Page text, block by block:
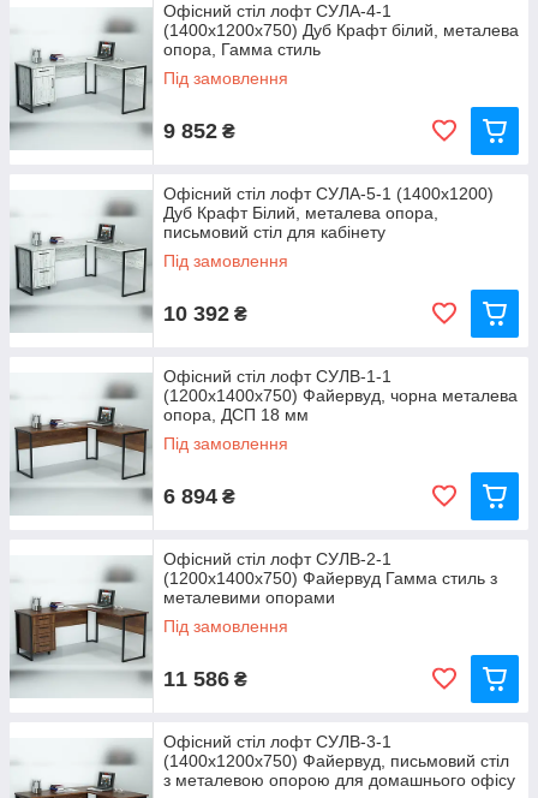
Офісний стіл лофт СУЛА-4-1
(1400x1200x750) Дуб Крафт білий, металева
опора, Гамма стиль
Під замовлення
9 852 ₴
Офісний стіл лофт СУЛА-5-1 (1400x1200)
Дуб Крафт Білий, металева опора,
письмовий стіл для кабінету
Під замовлення
10 392 ₴
Офісний стіл лофт СУЛВ-1-1
(1200x1400x750) Файервуд, чорна металева
опора, ДСП 18 мм
Під замовлення
6 894 ₴
Офісний стіл лофт СУЛВ-2-1
(1200x1400x750) Файервуд Гамма стиль з
металевими опорами
Під замовлення
11 586 ₴
Офісний стіл лофт СУЛВ-3-1
(1400x1200x750) Файервуд, письмовий стіл
з металевою опорою для домашнього офісу